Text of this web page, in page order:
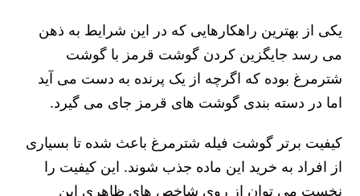
یکی از بهترین راهکارهایی که در این شرایط به ذهن
می رسد جایگزین کردن گوشت قرمز با گوشت
شترمرغ بوده که اگرچه از یک پرنده به دست می آید
اما در دسته بندی گوشت های قرمز جای می گیرد.
کیفیت برتر گوشت فیله شترمرغ باعث شده تا بسیاری
از افراد به خرید این ماده جذب شوند. این کیفیت را
نخست می توان از روی شاخص های ظاهری این